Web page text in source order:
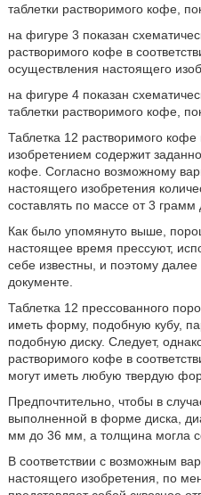
таблетки растворимого кофе,
на фигуре 3 показан
растворимого кофе в
осуществления настоящего
на фигуре 4 показан
таблетки растворимого кофе,
Таблетка 12 растворимого
изобретением содержит
кофе. Согласно возможному
настоящего изобретения
составлять по массе от 3 грамм
Как было упомянуто выше,
настоящее время прессуют,
себе известны, и поэтому
документе.
Таблетка 12 прессованного
иметь форму, подобную кубу,
подобную диску. Следует,
растворимого кофе в
могут иметь любую твердую
Предпочтительно, чтобы в
выполненной в форме диска,
мм до 36 мм, а толщина могла
В соответствии с возможным
настоящего изобретения, по